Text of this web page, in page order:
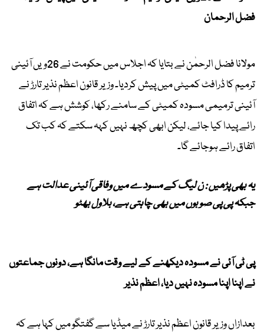
فضل الرحمان
مولانا فضل الرحمٰن نے بتایا کہ اجلاس میں حکومت نے 26ویں آئینی
ترمیم کا ڈرافٹ کمیٹی میں پیش کردیا۔ وزیر قانون اعظم نذیر تارڑ نے
آئینی ترمیمی مسودہ کمیٹی کے سامنے رکھا، کوشش ہے کہ اتفاق
رائے پیدا کیا جائے، لیکن ابھی کچھ نہیں کہہ سکتے کہ کب تک
اتفاق رائے ہوجائے گا۔
یہ بھی پڑھیں : ن لیگ کے مسودے میں وفاقی آئینی عدالت ہے
جبکہ پی پی صوبوں میں بھی چاہتی ہے، بلاول بھٹو
پی ٹی آئی نے مسودہ دیکھنے کے لیے وقت مانگا ہے، دونوں جماعتوں
نے اپنا اپنا مسودہ نہیں دیا، اعظم نذیر
بعدازاں وزیر قانون اعظم نذیر تارڑ نے میڈیا سے گفتگو میں کہا ہے کہ